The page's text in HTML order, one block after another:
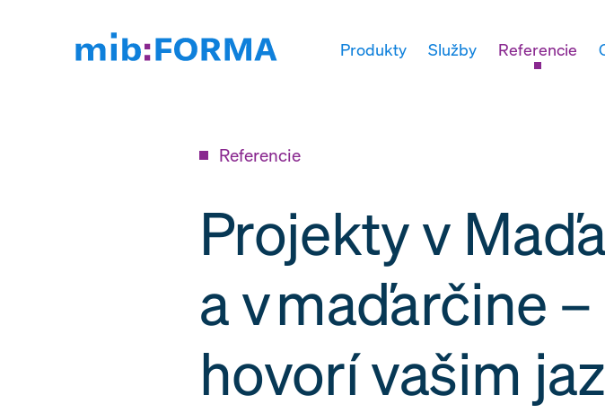
Produkty Služby Referencie
Referencie
Projekty v
a v maďarčine
hovorí vašim